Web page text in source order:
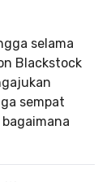
selama
Blackstock
sempat